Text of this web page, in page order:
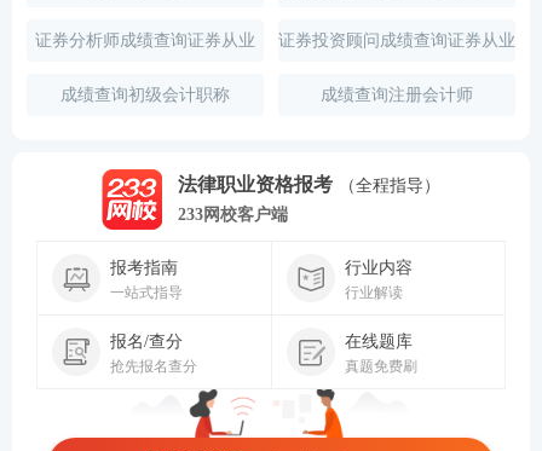
证券分析师成绩查询证券从业 证券投资顾问成绩查询证券从业
成绩查询初级会计职称 成绩查询注册会计师
法律职业资格报考
（全程指导）
233网校客户端
报考指南
一站式指导
行业内容
行业解读
报名/查分
抢先报名查分
在线题库
真题免费刷